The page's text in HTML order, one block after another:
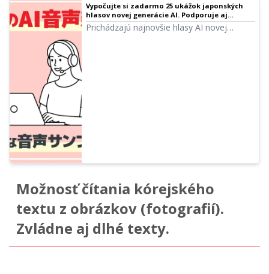
Vypočujte si zadarmo 25 ukážok japonských
hlasov novej generácie AI. Podporuje aj
viacjazyčné čítanie | Softvér na čítanie textu
Ondoku
Prichádzajú najnovšie hlasy AI novej
Možnosť čítania kórejského
textu z obrázkov (fotografií).
Zvládne aj dlhé texty.